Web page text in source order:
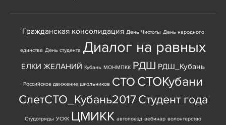
Гражданская консолидация День Чистоты День народного
единства День студента Диалог на равных
ЕЛКИ ЖЕЛАНИЙ Кубань МОНМПКК РДШ РДШ_Кубань
Российское движение школьников СТО СТОКубани
СлетСТО_Кубань2017Студент года
Студотряды УСКК ЦМИКК автопоезд вебинар волонтерство